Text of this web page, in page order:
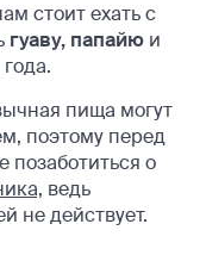
стоит ехать с
гуаву, папайю и
пища могут
поэтому перед
позаботиться о
ведь
не действует.